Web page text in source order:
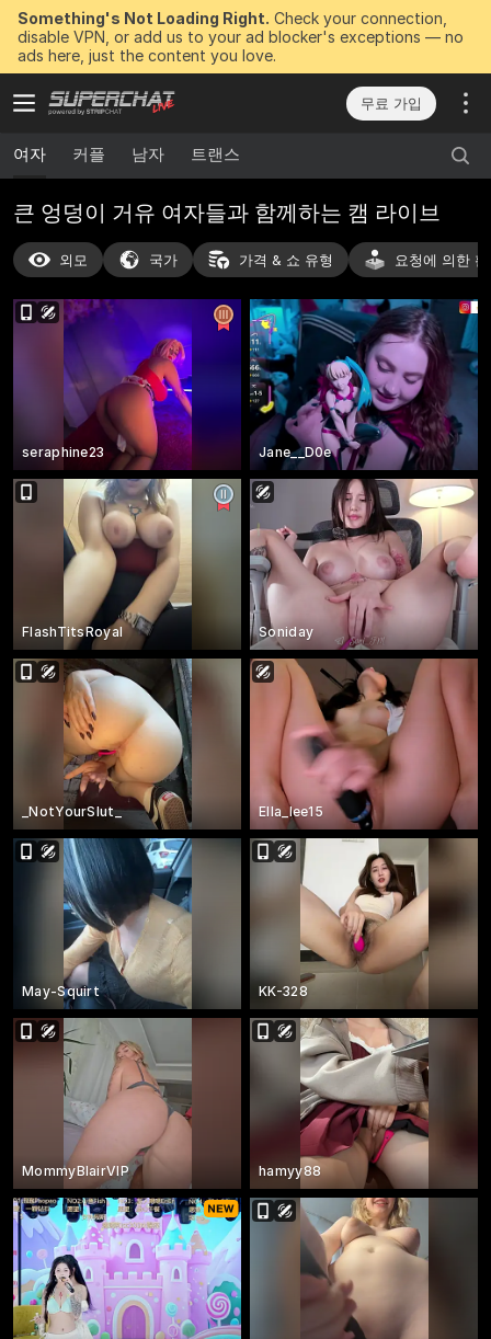
Something's Not Loading Right. Check your connection,
disable VPN, or add us to your ad blocker's exceptions — no
ads here, just the content you love.
무료 가입
여자 커플 남자 트랜스
큰 엉덩이 거유 여자들과 함께하는 캠 라이브
외모 국가 가격 & 쇼 유형 요청에 의한
seraphine23 Jane__D0e
FlashTitsRoyal Soniday
_NotYourSlut_ Ella_lee15
May-Squirt KK-328
MommyBlairVIP hamyy88